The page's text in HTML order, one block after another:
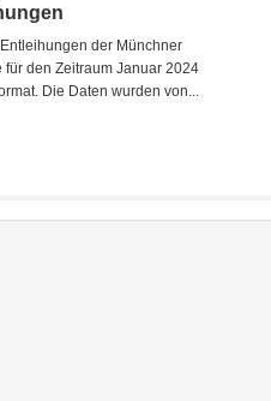
der Münchner
den Zeitraum Januar 2024
Die Daten wurden von...